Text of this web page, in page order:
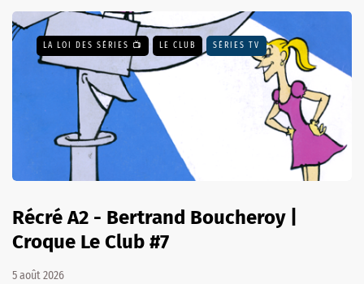
LA LOI DES SÉRIES 📺 LE CLUB SÉRIES TV
Récré A2 - Bertrand Boucheroy |
Croque Le Club #7
5 août 2026